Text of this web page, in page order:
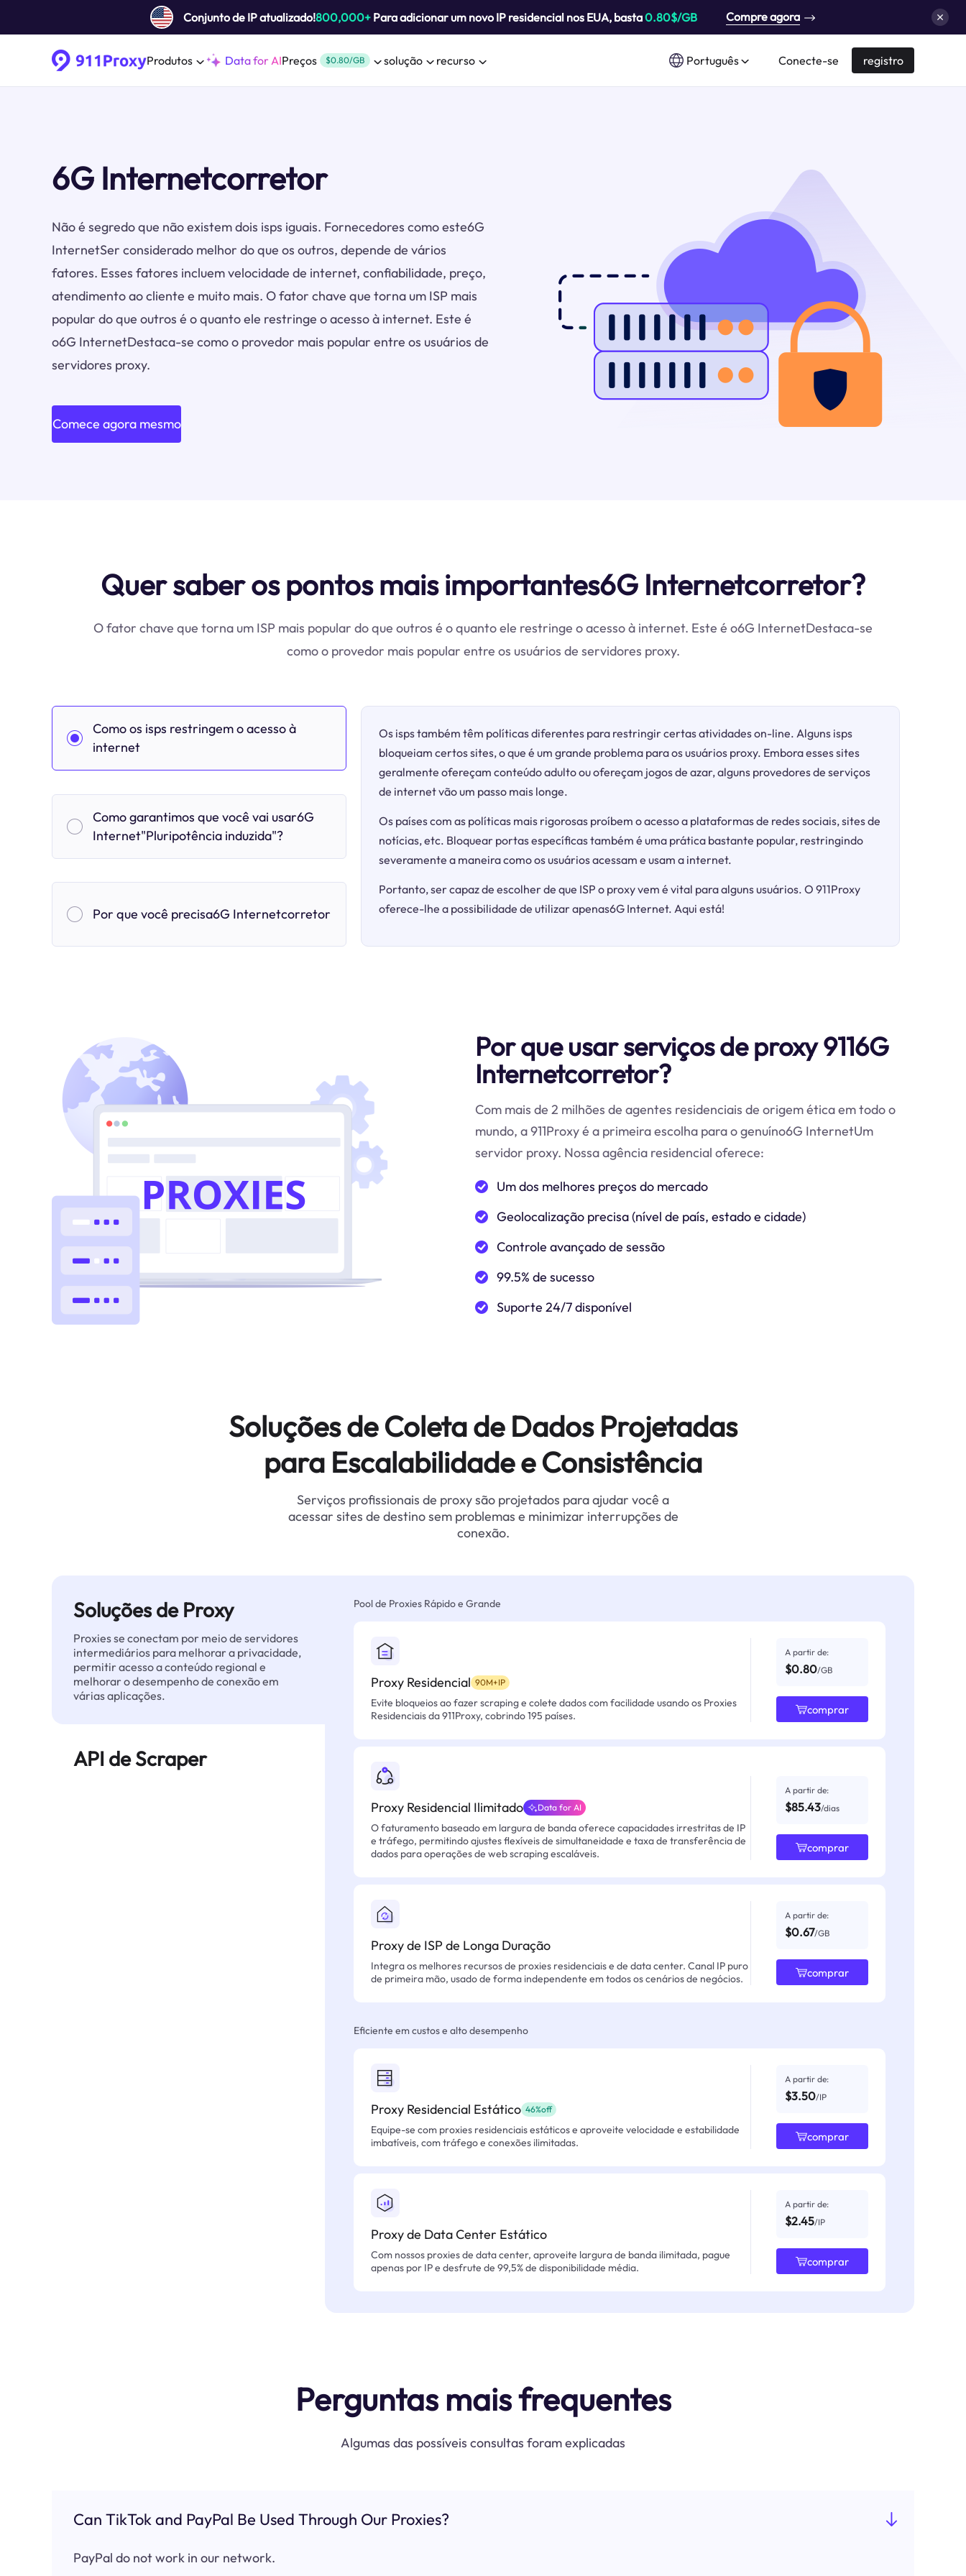
Conjunto de IP atualizado!800,000+ Para adicionar um novo IP residencial nos EUA, basta0.80$/GB Compre agora
Produtos Data for AIPreços $0.80/GB solução recurso Português Conecte-se registro
6G Internetcorretor
Não é segredo que não existem dois isps iguais. Fornecedores como este6G
InternetSer considerado melhor do que os outros, depende de vários
fatores. Esses fatores incluem velocidade de internet, confiabilidade, preço,
atendimento ao cliente e muito mais. O fator chave que torna um ISP mais
popular do que outros é o quanto ele restringe o acesso à internet. Este é
o6G InternetDestaca-se como o provedor mais popular entre os usuários de
servidores proxy.
Comece agora mesmo
Quer saber os pontos mais importantes6G Internetcorretor?
O fator chave que torna um ISP mais popular do que outros é o quanto ele restringe o acesso à internet. Este é o6G InternetDestaca-se
como o provedor mais popular entre os usuários de servidores proxy.
Como os isps restringem o acesso à
internet
Como garantimos que você vai usar6G
Internet"Pluripotência induzida"?
Por que você precisa6G Internetcorretor
Os isps também têm políticas diferentes para restringir certas atividades on-line. Alguns isps
bloqueiam certos sites, o que é um grande problema para os usuários proxy. Embora esses sites
geralmente ofereçam conteúdo adulto ou ofereçam jogos de azar, alguns provedores de serviços
de internet vão um passo mais longe.
Os países com as políticas mais rigorosas proíbem o acesso a plataformas de redes sociais, sites de
notícias, etc. Bloquear portas específicas também é uma prática bastante popular, restringindo
severamente a maneira como os usuários acessam e usam a internet.
Portanto, ser capaz de escolher de que ISP o proxy vem é vital para alguns usuários. O 911Proxy
oferece-lhe a possibilidade de utilizar apenas6G Internet. Aqui está!
Por que usar serviços de proxy 9116G
Internetcorretor?
Com mais de 2 milhões de agentes residenciais de origem ética em todo o
mundo, a 911Proxy é a primeira escolha para o genuíno6G InternetUm
servidor proxy. Nossa agência residencial oferece:
Um dos melhores preços do mercado
Geolocalização precisa (nível de país, estado e cidade)
Controle avançado de sessão
99.5% de sucesso
Suporte 24/7 disponível
Soluções de Coleta de Dados Projetadas
para Escalabilidade e Consistência
Serviços profissionais de proxy são projetados para ajudar você a
acessar sites de destino sem problemas e minimizar interrupções de
conexão.
Soluções de Proxy
Proxies se conectam por meio de servidores
intermediários para melhorar a privacidade,
permitir acesso a conteúdo regional e
melhorar o desempenho de conexão em
várias aplicações.
API de Scraper
Pool de Proxies Rápido e Grande
Proxy Residencial 90M+IP
Evite bloqueios ao fazer scraping e colete dados com facilidade usando os Proxies
Residenciais da 911Proxy, cobrindo 195 países.
A partir de:
$0.80/GB
comprar
Proxy Residencial Ilimitado Data for AI
O faturamento baseado em largura de banda oferece capacidades irrestritas de IP
e tráfego, permitindo ajustes flexíveis de simultaneidade e taxa de transferência de
dados para operações de web scraping escaláveis.
A partir de:
$85.43/dias
comprar
Proxy de ISP de Longa Duração
Integra os melhores recursos de proxies residenciais e de data center. Canal IP puro
de primeira mão, usado de forma independente em todos os cenários de negócios.
A partir de:
$0.67/GB
comprar
Eficiente em custos e alto desempenho
Proxy Residencial Estático 46%off
Equipe-se com proxies residenciais estáticos e aproveite velocidade e estabilidade
imbatíveis, com tráfego e conexões ilimitadas.
A partir de:
$3.50/IP
comprar
Proxy de Data Center Estático
Com nossos proxies de data center, aproveite largura de banda ilimitada, pague
apenas por IP e desfrute de 99,5% de disponibilidade média.
A partir de:
$2.45/IP
comprar
Perguntas mais frequentes
Algumas das possíveis consultas foram explicadas
Can TikTok and PayPal Be Used Through Our Proxies?
PayPal do not work in our network.